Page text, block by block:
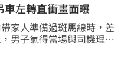
左轉直衝畫面曝
家人準備過斑馬線時，差
男子氣得當場與司機理
查，拖吊車司機因未禮讓